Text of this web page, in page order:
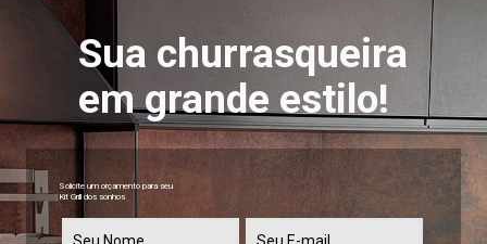
Solicite um orçamento para seu
Kit Grill dos sonhos